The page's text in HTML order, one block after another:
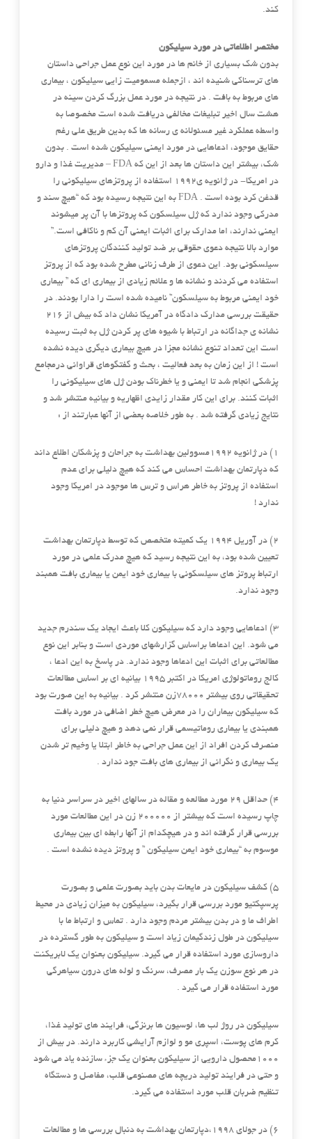
کند.
مختصر اطلاعاتی در مورد سیلیکون
بدون شک بسیاری از خانم ها در مورد این نوع عمل جراحی داستان
های ترسناکی شنیده اند ، ازجمله مسمومیت زایی سیلیکون ، بیماری
های مربوط به بافت . در نتیجه در مورد عمل بزرگ کردن سینه در
هشت سال اخیر تبلیغات مخالفی دریافت شده است مخصوصا به
واسطه عملکرد غیر مسئولانه ی رسانه ها که بدین طریق علی رغم
حقایق موجود، ادعاهایی در مورد ایمنی سیلیکون شده است . بدون
شک، بیشتر این داستان ها بعد از این که FDA – مدیریت غذا و دارو
در امریکا- در ژانویه ی۱۹۹۲ استفاده از پروتزهای سیلیکونی را
قدغن کرد بوده است . FDA به این نتیجه رسیده بود که “هیچ سند و
مدرکی وجود ندارد که ژل سیلسکون که پروتزها با آن پر میشوند
ایمنی ندارند، اما مدارک برای اثبات ایمنی آن کم و ناکافی است.”
موارد بالا نتیجه دعوی حقوقی بر ضد تولید کنندگان پروتزهای
سیلسکونی بود. این دعوی از طرف زنانی مطرح شده بود که از پروتز
استفاده می کردند و نشانه ها و علائم زیادی از بیماری ای که ” بیماری
خود ایمنی مربوط به سیلسکون” نامیده شده است را دارا بودند. در
حقیقت بررسی مدارک دادگاه در آمریکا نشان داد که بیش از ۲۱۶
نشانه ی جداگانه در ارتباط با شیوه های پر کردن ژل به ثبت رسیده
است این تعداد تنوع نشانه مجزا در هیچ بیماری دیگری دیده نشده
است ! از این زمان به بعد فعالیت ، بحث و گفتگوهای قراوانی درمجامع
پزشکی انجام شد تا ایمنی و یا خطرناک بودن ژل های سیلیکونی را
اثبات کنند. برای این کار مقدار زایدی اظهاریه و بیانیه منتشر شد و
نتایج زیادی گرفته شد . به طور خلاصه بعضی از آنها عبارتند از :
۱) در ژانویه ۱۹۹۲مسوولین بهداشت به جراحان و پزشکان اطلاع داند
که دپارتمان بهداشت احساس می کند که هیچ دلیلی برای عدم
استفاده از پروتز به خاطر هراس و ترس ها موجود در امریکا وجود
ندارد !
۲) در آوریل ۱۹۹۴ یک کمیته متخصص که توسط دپارتمان بهداشت
تعیین شده بود، به این نتیجه رسید که هیچ مدرک علمی در مورد
ارتباط پروتز های سیلسکونی با بیماری خود ایمن یا بیماری بافت همبند
وجود ندارد.
۳) ادعاهایی وجود دارد که سیلیکون کلا باعث ایجاد یک سندرم جدید
می شود. این ادعاها براساس گزارشهای موردی است و بنابر این نوع
مطالعاتی برای اثبات این ادعاها وجود ندارد. در پاسخ به این ادعا ،
کالج روماتولوژی امریکا در اکتبر ۱۹۹۵ بیانیه ای بر اساس مطالعات
تحقیقاتی روی بیشتر ۷۸۰۰۰زن منتشر کرد . بیانیه به این صورت بود
که سیلیکون بیماران را در معرض هیچ خطر اضافی در مورد بافت
همبندی یا بیماری روماتیسمی قرار نمی دهد و هیچ دلیلی برای
منصرف کردن افراد از این عمل جراحی به خاطر ابتلا یا وخیم تر شدن
یک بیماری و نگرانی از بیماری های بافت جود ندارد .
۴) حداقل ۲۹ مورد مطالعه و مقاله در سالهای اخیر در سراسر دنیا به
چاپ رسیده است که بیشتر از ۲۰۰۰۰۰ زن در این مطالعات مورد
بررسی قرار گرفته اند و در هیچکدام از آنها رابطه ای بین بیماری
موسوم به “بیماری خود ایمن سیلیکون ” و پروتز دیده نشده است .
۵) کشف سیلیکون در مایعات بدن باید بصورت علمی و بصورت
پرسپکتیو مورد بررسی قرار بگیرد، سیلیکون به میزان زیادی در محیط
اطراف ما و در بدن بیشتر مردم وجود دارد . تماس و ارتباط ما با
سیلیکون در طول زندگیمان زیاد است و سیلیکون به طور گسترده در
داروسازی مورد استفاده قرار می گیرد. سیلیکون بعنوان یک لابریکنت
در هر نوع سوزن یک بار مصرف، سرنگ و لوله های درون سیاهرگی
مورد استفاده قرار می گیرد .
سیلیکون در روژ لب ها، لوسیون ها برنزگی، فرایند های تولید غذا،
کرم های پوست، اسپری مو و لوازم آرایشی کاربرد دارند. در بیش از
۱۰۰۰محصول دارویی از سیلیکون بعنوان یک جزء سازنده یاد می شود
و حتی در فرایند تولید دریچه های مصنوعی قلب، مفاصل و دستگاه
تنظیم ضربان قلب مورد استفاده می گیرد.
۶) در جولای ۱۹۹۸،دپارتمان بهداشت به دنبال بررسی ها و مطالعات